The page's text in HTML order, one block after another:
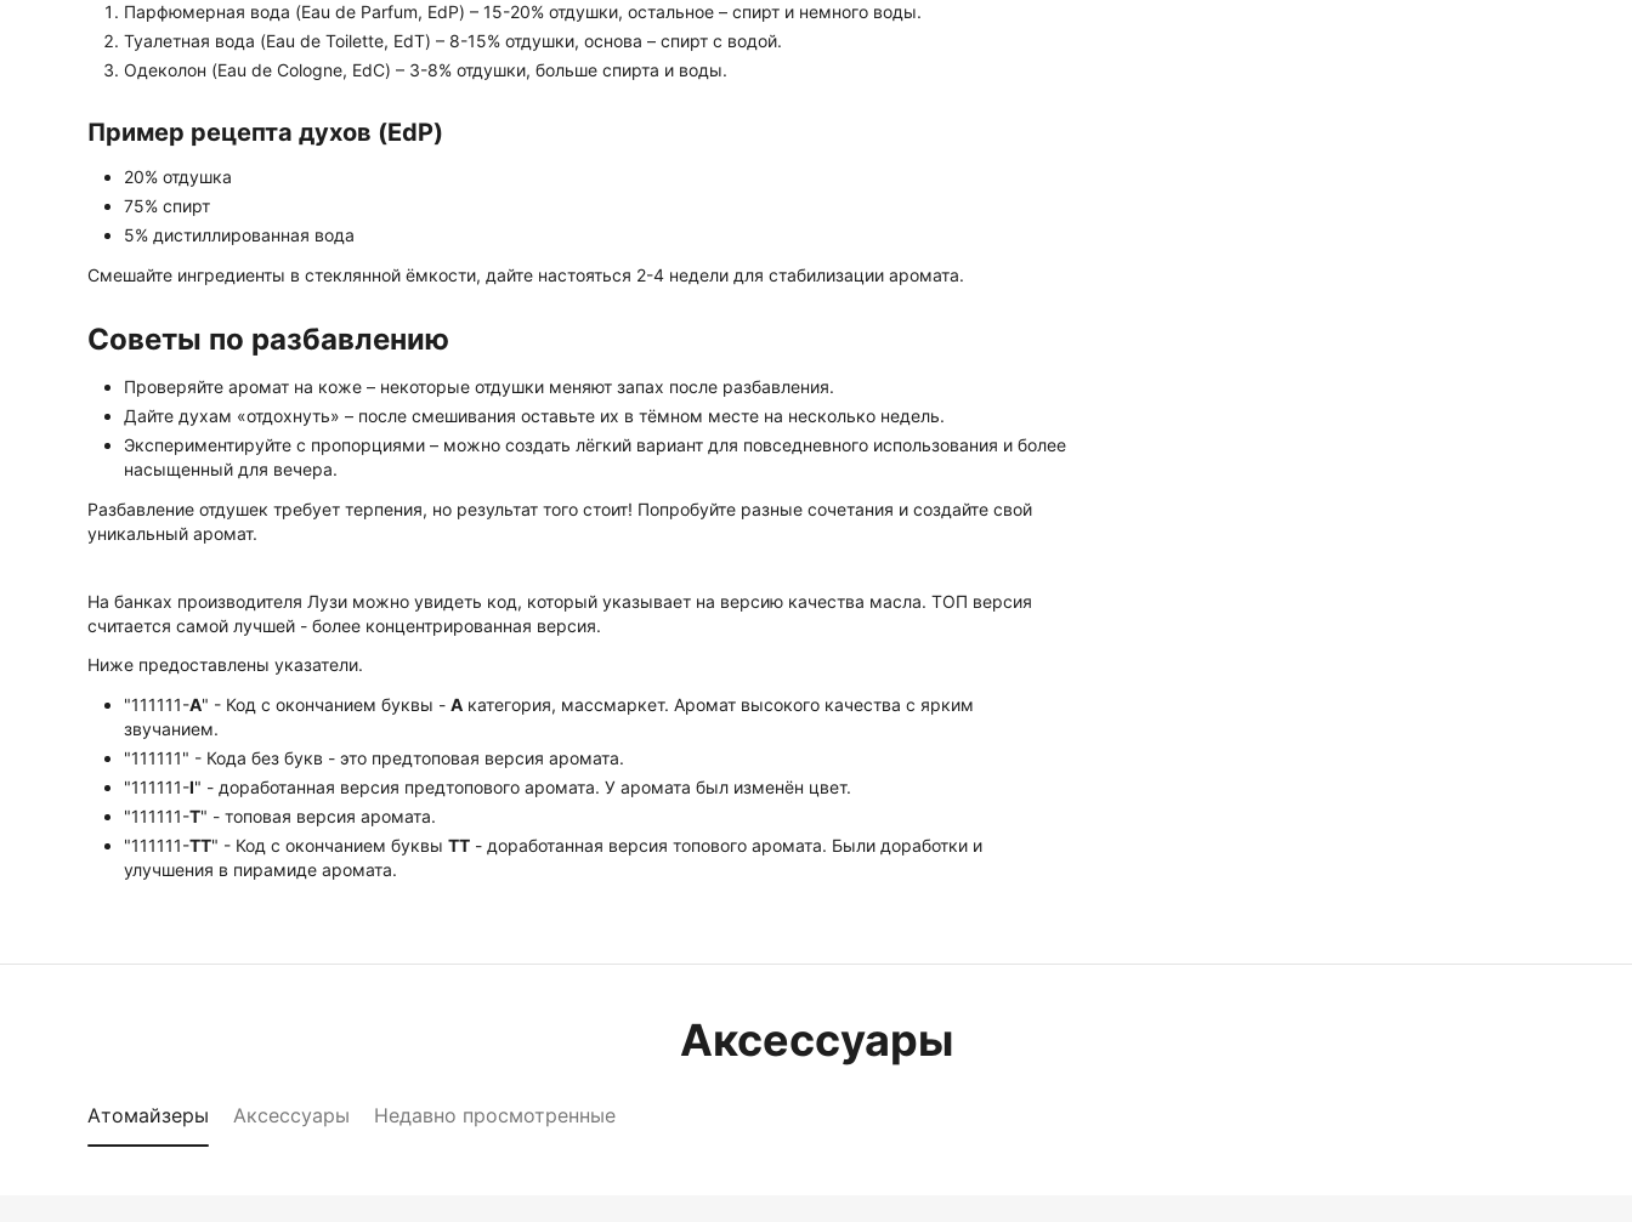
Парфюмерная вода (Eau de Parfum, EdP) – 15-20% отдушки, остальное – спирт и немного воды.
Туалетная вода (Eau de Toilette, EdT) – 8-15% отдушки, основа – спирт с водой.
Одеколон (Eau de Cologne, EdC) – 3-8% отдушки, больше спирта и воды.
Пример рецепта духов (EdP)
20% отдушка
75% спирт
5% дистиллированная вода
Смешайте ингредиенты в стеклянной ёмкости, дайте настояться 2-4 недели для стабилизации аромата.
Советы по разбавлению
Проверяйте аромат на коже – некоторые отдушки меняют запах после разбавления.
Дайте духам «отдохнуть» – после смешивания оставьте их в тёмном месте на несколько недель.
Экспериментируйте с пропорциями – можно создать лёгкий вариант для повседневного использования и более
насыщенный для вечера.
Разбавление отдушек требует терпения, но результат того стоит! Попробуйте разные сочетания и создайте свой
уникальный аромат.
На банках производителя Лузи можно увидеть код, который указывает на версию качества масла. ТОП версия
считается самой лучшей - более концентрированная версия.
Ниже предоставлены указатели.
"111111-А" - Код с окончанием буквы - А категория, массмаркет. Аромат высокого качества с ярким
звучанием.
"111111" - Кода без букв - это предтоповая версия аромата.
"111111-I" - доработанная версия предтопового аромата. У аромата был изменён цвет.
"111111-Т" - топовая версия аромата.
"111111-ТТ" - Код с окончанием буквы TT - доработанная версия топового аромата. Были доработки и
улучшения в пирамиде аромата.
Аксессуары
Атомайзеры Аксессуары Недавно просмотренные